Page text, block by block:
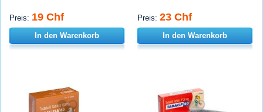
Preis: 19 Chf
In den Warenkorb
Preis: 23 Chf
In den Warenkorb